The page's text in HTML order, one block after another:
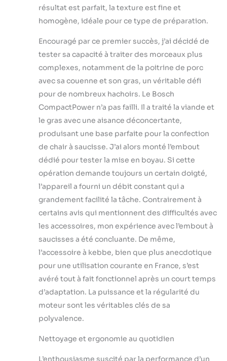
résultat est parfait, la texture est fine et
homogène, idéale pour ce type de préparation.
Encouragé par ce premier succès, j’ai décidé de
tester sa capacité à traiter des morceaux plus
complexes, notamment de la poitrine de porc
avec sa couenne et son gras, un véritable défi
pour de nombreux hachoirs. Le Bosch
CompactPower n’a pas failli. Il a traité la viande et
le gras avec une aisance déconcertante,
produisant une base parfaite pour la confection
de chair à saucisse. J’ai alors monté l’embout
dédié pour tester la mise en boyau. Si cette
opération demande toujours un certain doigté,
l’appareil a fourni un débit constant qui a
grandement facilité la tâche. Contrairement à
certains avis qui mentionnent des difficultés avec
les accessoires, mon expérience avec l’embout à
saucisses a été concluante. De même,
l’accessoire à kebbe, bien que plus anecdotique
pour une utilisation courante en France, s’est
avéré tout à fait fonctionnel après un court temps
d’adaptation. La puissance et la régularité du
moteur sont les véritables clés de sa
polyvalence.
Nettoyage et ergonomie au quotidien
L’enthousiasme suscité par la performance d’un